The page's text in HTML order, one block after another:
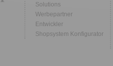
Solutions
Werbepartner
Entwickler
Shopsystem Konfigurator